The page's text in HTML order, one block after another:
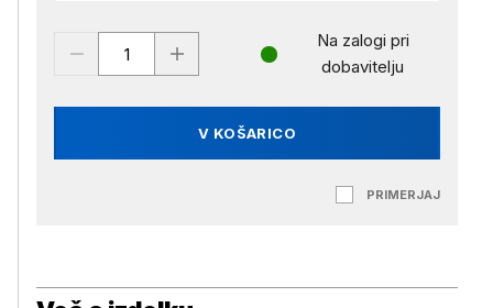
V KOŠARICO
Na zalogi pri
dobavitelju
PRIMERJAJ